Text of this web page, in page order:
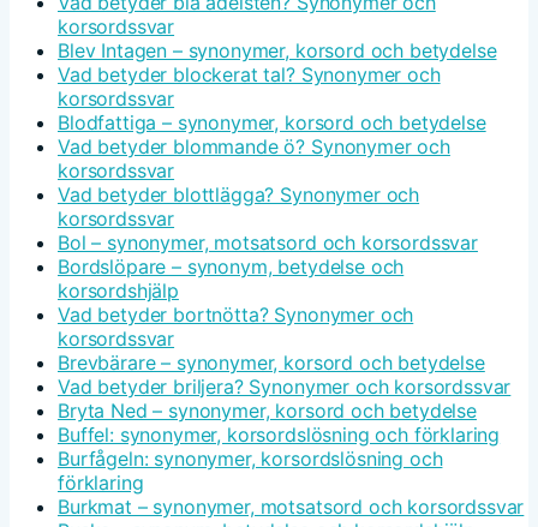
korsordssvar
Blev Intagen – synonymer, korsord och betydelse
Vad betyder blockerat tal? Synonymer och
korsordssvar
Blodfattiga – synonymer, korsord och betydelse
Vad betyder blommande ö? Synonymer och
korsordssvar
Vad betyder blottlägga? Synonymer och
korsordssvar
Bol – synonymer, motsatsord och korsordssvar
Bordslöpare – synonym, betydelse och
korsordshjälp
Vad betyder bortnötta? Synonymer och
korsordssvar
Brevbärare – synonymer, korsord och betydelse
Vad betyder briljera? Synonymer och korsordssvar
Bryta Ned – synonymer, korsord och betydelse
Buffel: synonymer, korsordslösning och förklaring
Burfågeln: synonymer, korsordslösning och
förklaring
Burkmat – synonymer, motsatsord och korsordssvar